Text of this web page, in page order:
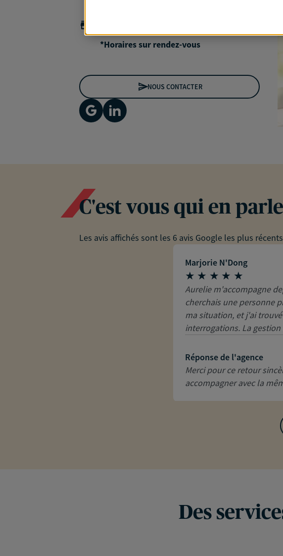
Ouvre à 09:00
*Horaires sur rendez-vous
NOUS CONTACTER
C'est vous qui en
Les avis affichés sont les 6 avis Google les plus récents
Marjorie N'Dong
Aurelie m'accompagne
cherchais une personne
ma situation, et j'ai
interrogations. La gestion
Réponse de l'agence
Merci pour ce retour
accompagner avec la
Des